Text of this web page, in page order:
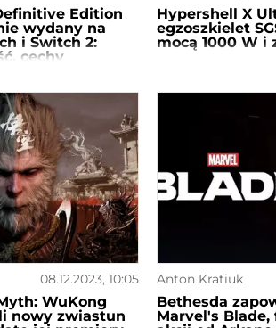
Edition
wydany na
i Switch 2:
cechy
Hypershell X
egzoszkielet
mocą 1000 W i
08.12.2023, 10:05
WuKong
nowy zwiastun
Anton Kratiuk
Bethesda
Marvel's